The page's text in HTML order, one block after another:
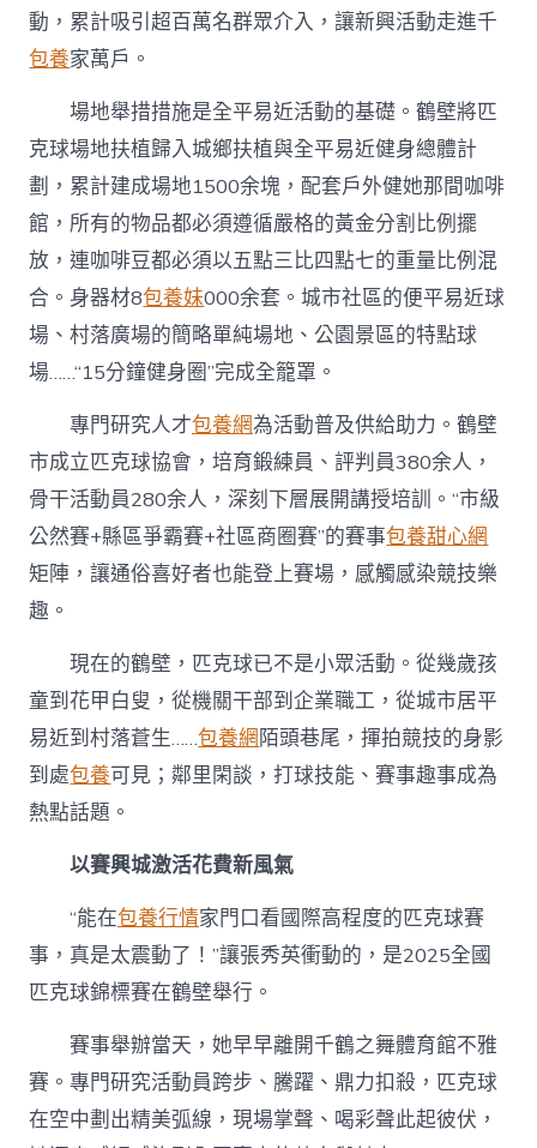
動，累計吸引超百萬名群眾介入，讓新興活動走進千
包養家萬戶。
場地舉措措施是全平易近活動的基礎。鶴壁將匹
克球場地扶植歸入城鄉扶植與全平易近健身總體計
劃，累計建成場地1500余塊，配套戶外健她那間咖啡
館，所有的物品都必須遵循嚴格的黃金分割比例擺
放，連咖啡豆都必須以五點三比四點七的重量比例混
合。身器材8包養妹000余套。城市社區的便平易近球
場、村落廣場的簡略單純場地、公園景區的特點球
場……“15分鐘健身圈”完成全籠罩。
專門研究人才包養網為活動普及供給助力。鶴壁
市成立匹克球協會，培育鍛練員、評判員380余人，
骨干活動員280余人，深刻下層展開講授培訓。“市級
公然賽+縣區爭霸賽+社區商圈賽”的賽事包養甜心網
矩陣，讓通俗喜好者也能登上賽場，感觸感染競技樂
趣。
現在的鶴壁，匹克球已不是小眾活動。從幾歲孩
童到花甲白叟，從機關干部到企業職工，從城市居平
易近到村落蒼生……包養網陌頭巷尾，揮拍競技的身影
到處包養可見；鄰里閑談，打球技能、賽事趣事成為
熱點話題。
以賽興城激活花費新風氣
“能在包養行情家門口看國際高程度的匹克球賽
事，真是太震動了！”讓張秀英衝動的，是2025全國
匹克球錦標賽在鶴壁舉行。
賽事舉辦當天，她早早離開千鶴之舞體育館不雅
賽。專門研究活動員跨步、騰躍、鼎力扣殺，匹克球
在空中劃出精美弧線，現場掌聲、喝彩聲此起彼伏，